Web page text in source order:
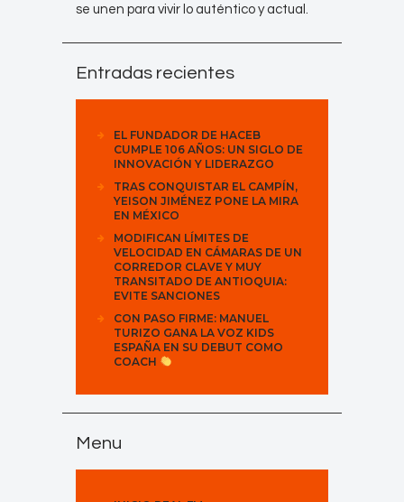
se unen para vivir lo auténtico y actual.
Entradas recientes
EL FUNDADOR DE HACEB
CUMPLE 106 AÑOS: UN SIGLO DE
INNOVACIÓN Y LIDERAZGO
TRAS CONQUISTAR EL CAMPÍN,
YEISON JIMÉNEZ PONE LA MIRA
EN MÉXICO
MODIFICAN LÍMITES DE
VELOCIDAD EN CÁMARAS DE UN
CORREDOR CLAVE Y MUY
TRANSITADO DE ANTIOQUIA:
EVITE SANCIONES
CON PASO FIRME: MANUEL
TURIZO GANA LA VOZ KIDS
ESPAÑA EN SU DEBUT COMO
COACH
Menu